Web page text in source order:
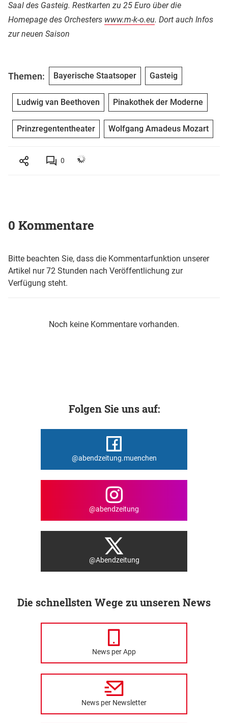
Saal des Gasteig. Restkarten zu 25 Euro über die
Homepage des Orchesters www.m-k-o.eu. Dort auch Infos
zur neuen Saison
Themen: Bayerische Staatsoper Gasteig
Ludwig van Beethoven Pinakothek der Moderne
Prinzregententheater Wolfgang Amadeus Mozart
0
0 Kommentare
Bitte beachten Sie, dass die Kommentarfunktion unserer
Artikel nur 72 Stunden nach Veröffentlichung zur
Verfügung steht.
Noch keine Kommentare vorhanden.
Folgen Sie uns auf:
@abendzeitung.muenchen
@abendzeitung
@Abendzeitung
Die schnellsten Wege zu unseren News
News per App
News per Newsletter